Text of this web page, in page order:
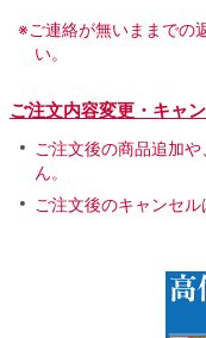
※ご連絡が無いままでの
い。
ご注文内容変更・キャ
ご注文後の商品追加
ん。
ご注文後のキャンセ